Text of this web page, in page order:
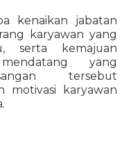
kenaikan jabatan
karyawan yang
serta kemajuan
yang
tersebut
motivasi karyawan